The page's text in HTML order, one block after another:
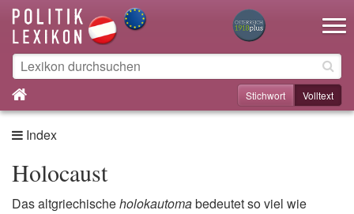
Stichwort Volltext
Index
Holocaust
Das altgriechischeholokautomabedeutet so viel wie